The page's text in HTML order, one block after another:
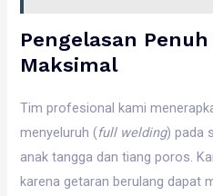
Pengelasan
Maksimal
Tim profesional kami
menyeluruh (full welding) pada
anak tangga dan tiang poros.
karena getaran berulang dapat